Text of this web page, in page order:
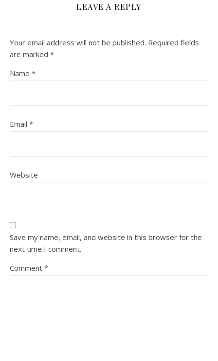
LEAVE A REPLY
Your email address will not be published. Required fields
are marked *
Name *
Email *
Website
Save my name, email, and website in this browser for the
next time I comment.
Comment *